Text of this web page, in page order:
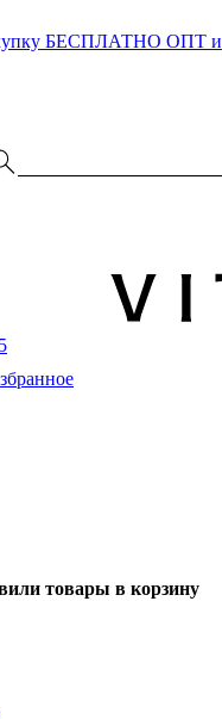
БЕСПЛАТНО ОПТ и
товары в корзину